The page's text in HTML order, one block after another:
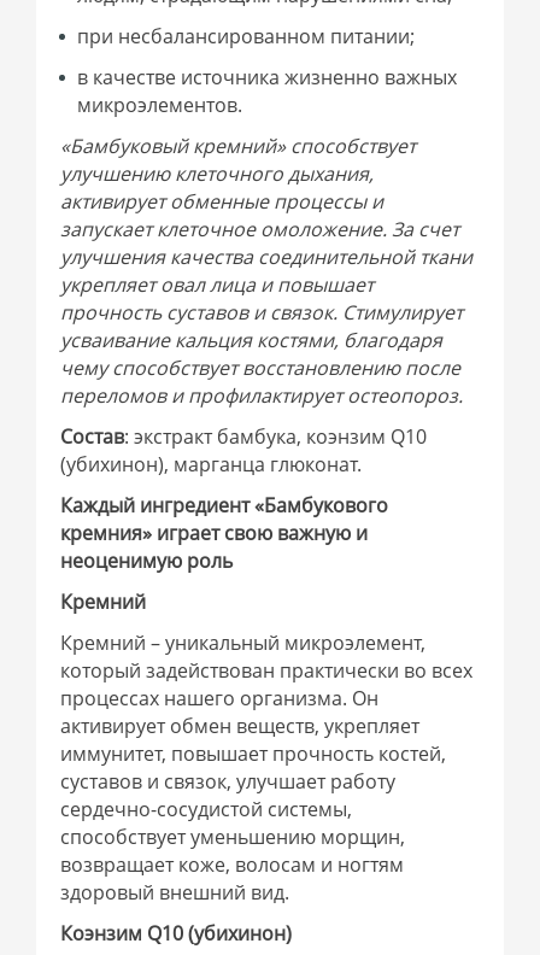
при несбалансированном питании;
в качестве источника жизненно важных
микроэлементов.
«Бамбуковый кремний» способствует
улучшению клеточного дыхания,
активирует обменные процессы и
запускает клеточное омоложение. За счет
улучшения качества соединительной ткани
укрепляет овал лица и повышает
прочность суставов и связок. Стимулирует
усваивание кальция костями, благодаря
чему способствует восстановлению после
переломов и профилактирует остеопороз.
Состав: экстракт бамбука, коэнзим Q10
(убихинон), марганца глюконат.
Каждый ингредиент «Бамбукового
кремния» играет свою важную и
неоценимую роль
Кремний
Кремний – уникальный микроэлемент,
который задействован практически во всех
процессах нашего организма. Он
активирует обмен веществ, укрепляет
иммунитет, повышает прочность костей,
суставов и связок, улучшает работу
сердечно-сосудистой системы,
способствует уменьшению морщин,
возвращает коже, волосам и ногтям
здоровый внешний вид.
Коэнзим Q10 (убихинон)